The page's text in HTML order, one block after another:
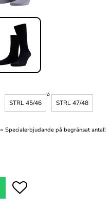
STRL 45/46 STRL 47/48
= Specialerbjudande på begränsat antal!